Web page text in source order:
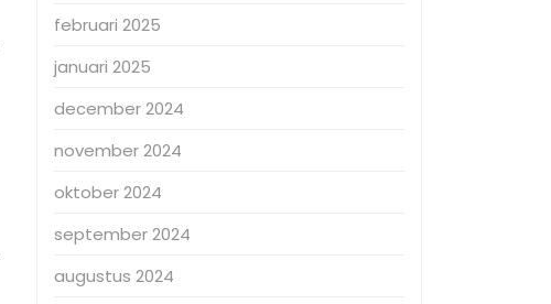
februari 2025
januari 2025
december 2024
november 2024
oktober 2024
september 2024
augustus 2024